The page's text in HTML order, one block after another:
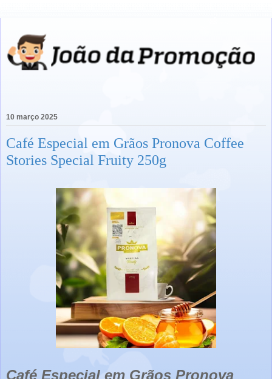
10 março 2025
Café Especial em Grãos Pronova Coffee
Stories Special Fruity 250g
Café Especial em Grãos Pronova